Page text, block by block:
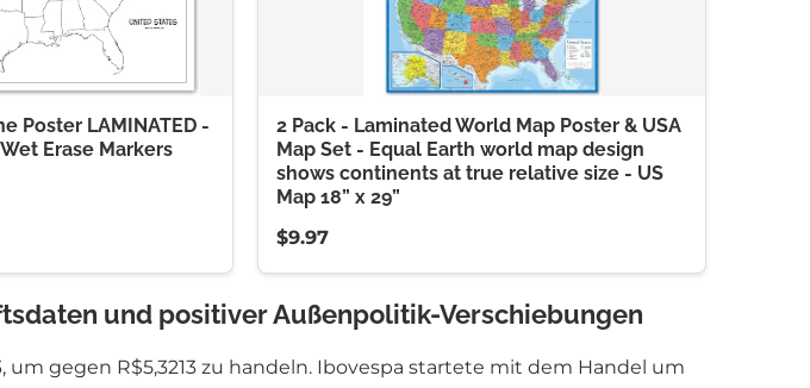
Poster LAMINATED -
Erase Markers
2 Pack - Laminated World Map Poster & USA
Map Set - Equal Earth world map design
shows continents at true relative size - US
Map 18” x 29”
$9.97
und positiver Außenpolitik-Verschiebungen
gegen R$5,3213 zu handeln. Ibovespa startete mit dem Handel um